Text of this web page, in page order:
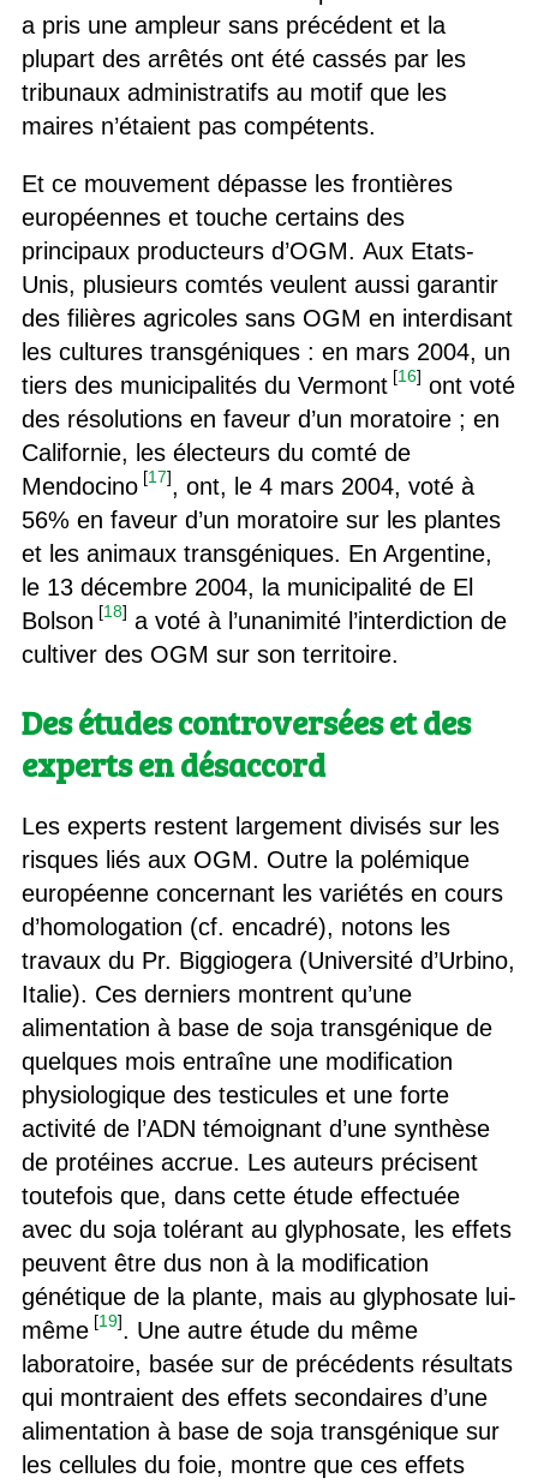
a pris une ampleur sans précédent et la
plupart des arrêtés ont été cassés par les
tribunaux administratifs au motif que les
maires n’étaient pas compétents.
Et ce mouvement dépasse les frontières
européennes et touche certains des
principaux producteurs d’OGM. Aux Etats-
Unis, plusieurs comtés veulent aussi garantir
des filières agricoles sans OGM en interdisant
les cultures transgéniques : en mars 2004, un
tiers des municipalités du Vermont [16] ont voté
des résolutions en faveur d’un moratoire ; en
Californie, les électeurs du comté de
Mendocino [17], ont, le 4 mars 2004, voté à
56% en faveur d’un moratoire sur les plantes
et les animaux transgéniques. En Argentine,
le 13 décembre 2004, la municipalité de El
Bolson [18] a voté à l’unanimité l’interdiction de
cultiver des OGM sur son territoire.
Des études controversées et des
experts en désaccord
Les experts restent largement divisés sur les
risques liés aux OGM. Outre la polémique
européenne concernant les variétés en cours
d’homologation (cf. encadré), notons les
travaux du Pr. Biggiogera (Université d’Urbino,
Italie). Ces derniers montrent qu’une
alimentation à base de soja transgénique de
quelques mois entraîne une modification
physiologique des testicules et une forte
activité de l’ADN témoignant d’une synthèse
de protéines accrue. Les auteurs précisent
toutefois que, dans cette étude effectuée
avec du soja tolérant au glyphosate, les effets
peuvent être dus non à la modification
génétique de la plante, mais au glyphosate lui-
même [19]. Une autre étude du même
laboratoire, basée sur de précédents résultats
qui montraient des effets secondaires d’une
alimentation à base de soja transgénique sur
les cellules du foie, montre que ces effets